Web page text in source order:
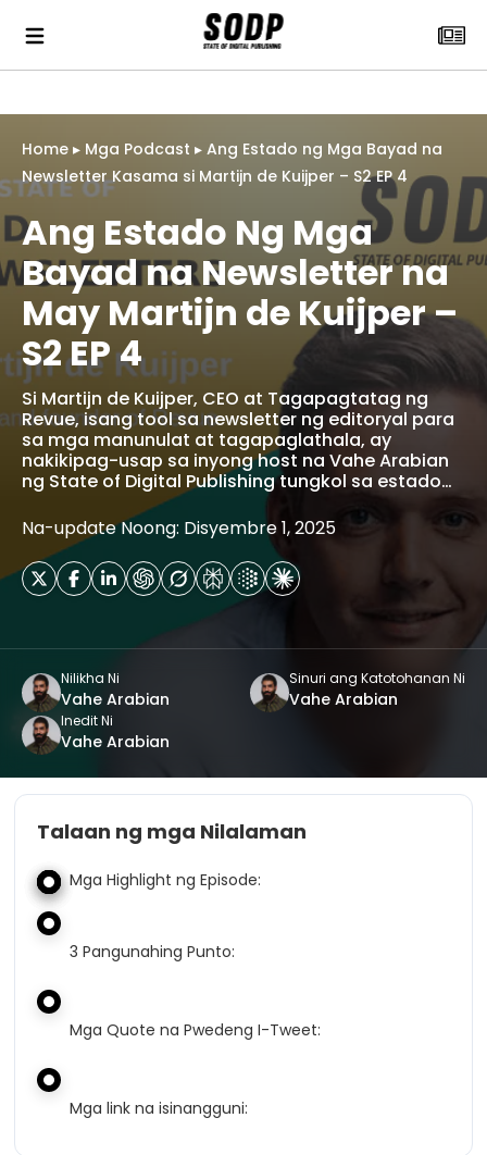
Home ▸ Mga Podcast ▸ Ang Estado ng Mga Bayad na
Newsletter Kasama si Martijn de Kuijper – S2 EP 4
Ang Estado Ng Mga
Bayad na Newsletter na
May Martijn de Kuijper –
S2 EP 4
Si Martijn de Kuijper, CEO at Tagapagtatag ng
Revue, isang tool sa newsletter ng editoryal para
sa mga manunulat at tagapaglathala, ay
nakikipag-usap sa inyong host na Vahe Arabian
ng State of Digital Publishing tungkol sa estado…
Na-update Noong: Disyembre 1, 2025
Nilikha Ni
Vahe Arabian
Sinuri ang Katotohanan Ni
Vahe Arabian
Inedit Ni
Vahe Arabian
Talaan ng mga Nilalaman
Mga Highlight ng Episode:
3 Pangunahing Punto:
Mga Quote na Pwedeng I-Tweet:
Mga link na isinangguni: